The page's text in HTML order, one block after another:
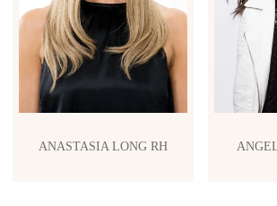
ANASTASIA LONG RH